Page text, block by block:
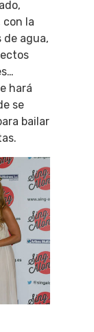
con la
de agua,
hará
se
bailar